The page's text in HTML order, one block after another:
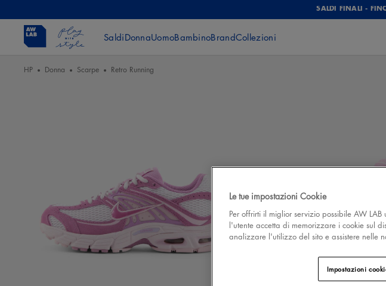
SALDI FINALI -
SaldiDonnaUomoBambinoBrandCollezioni
HP Donna Scarpe Retro Running
Le tue impostazioni Cookie
Per offrirti il miglior servizio possibile AW
l'utente accetta di memorizzare i cookie sul
analizzare l'utilizzo del sito e assistere nelle
Impostazioni